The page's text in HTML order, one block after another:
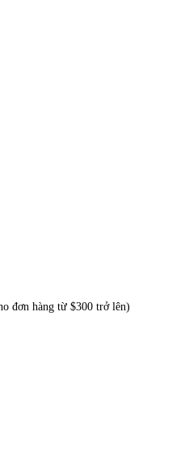
đơn hàng từ $300 trở lên)